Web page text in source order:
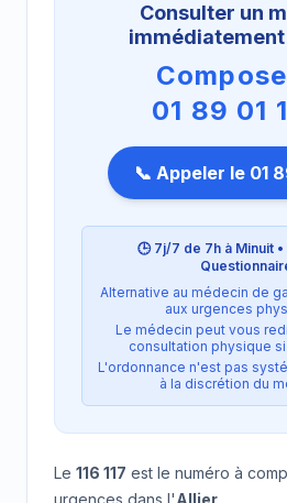
Consulter un
01 89 01
📞 Appeler le 01
🕒 7j/7 de 7h à Minuit
Alternative au médecin de
aux urgences
Le médecin peut vous
consultation physique
L'ordonnance n'est pas
à la discrétion du
Le 116 117 est le numéro à
urgences dans l'Allier.